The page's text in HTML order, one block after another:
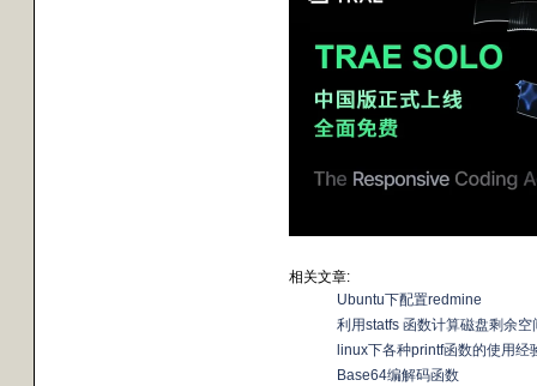
相关文章:
Ubuntu下配置redmine
利用statfs 函数计算磁盘剩余空
linux下各种printf函数的使用经
Base64编解码函数